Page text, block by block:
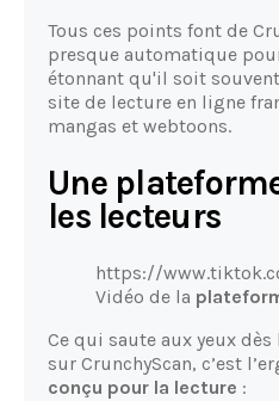
Tous ces points font de
presque automatique
étonnant qu'il soit
site de lecture en ligne
mangas et webtoons.
Une
les lecteurs
https://
Vidéo de la
Ce qui saute aux yeux
sur CrunchyScan, c’est
conçu pour la lecture :